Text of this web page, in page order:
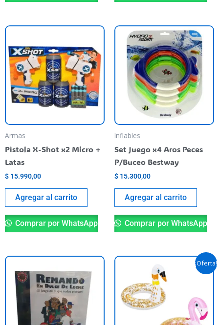
Armas
Pistola X-Shot x2 Micro +
Latas
$ 15.990,00
Agregar al carrito
Comprar por WhatsApp
Inflables
Set Juego x4 Aros Peces
P/Buceo Bestway
$ 15.300,00
Agregar al carrito
Comprar por WhatsApp
¡Oferta!
El
precio
original
era:
$ 19.500,00.
El
precio
actual